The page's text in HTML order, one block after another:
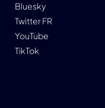
Bluesky
Twitter FR
YouTube
TikTok